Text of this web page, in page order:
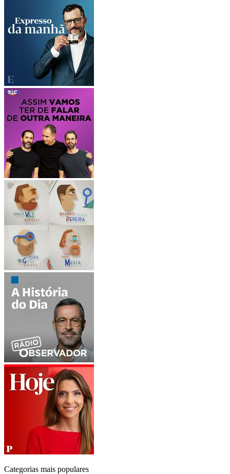
Categorias mais populares